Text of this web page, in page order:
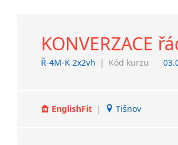
Vysoká nad Labem
KONVERZACE
Ř-4M-K 2x2vh | Kód kurzu
EnglishFit | Tišnov